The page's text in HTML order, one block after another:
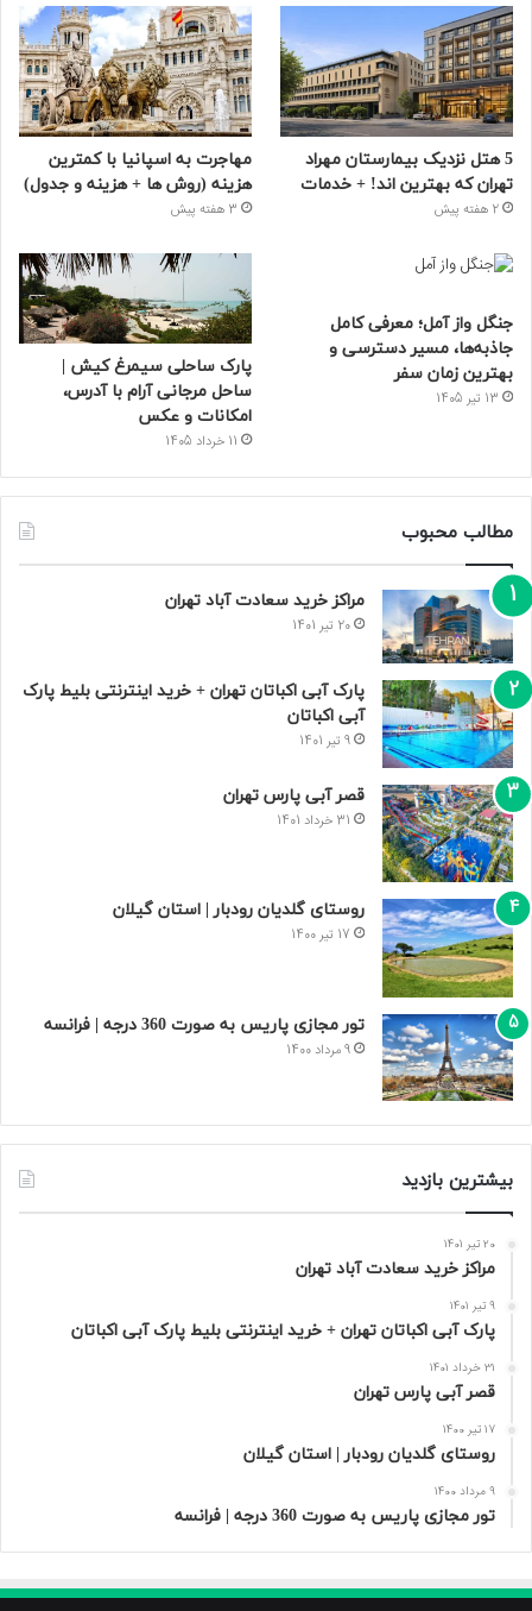
5 هتل نزدیک بیمارستان مهراد
تهران که بهترین‌ اند! + خدمات
2 هفته پیش
مهاجرت به اسپانیا با کمترین
هزینه (روش ها + هزینه و جدول)
3 هفته پیش
جنگل واز آمل؛ معرفی کامل
جاذبه‌ها، مسیر دسترسی و
بهترین زمان سفر
13 تیر 1405
پارک ساحلی سیمرغ کیش |
ساحل مرجانی آرام با آدرس،
امکانات و عکس
11 خرداد 1405
مطالب محبوب
مراکز خرید سعادت‌ آباد تهران
20 تیر 1401
پارک آبی اکباتان تهران + خرید اینترنتی بلیط پارک
آبی اکباتان
9 تیر 1401
قصر آبی پارس تهران
31 خرداد 1401
روستای گلدیان رودبار | استان گیلان
17 تیر 1400
تور مجازی پاریس به صورت 360 درجه | فرانسه
9 مرداد 1400
بیشترین بازدید
20 تیر 1401
مراکز خرید سعادت‌ آباد تهران
9 تیر 1401
پارک آبی اکباتان تهران + خرید اینترنتی بلیط پارک آبی اکباتان
31 خرداد 1401
قصر آبی پارس تهران
17 تیر 1400
روستای گلدیان رودبار | استان گیلان
9 مرداد 1400
تور مجازی پاریس به صورت 360 درجه | فرانسه